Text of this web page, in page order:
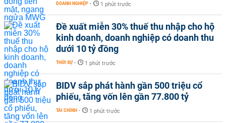
DOANH NGHIỆP - 1 phút trước
Đề xuất miễn 30% thuế thu nhập cho hộ
kinh doanh, doanh nghiệp có doanh thu
dưới 10 tỷ đồng
THỜI SỰ - 1 phút trước
BIDV sắp phát hành gần 500 triệu cổ
phiếu, tăng vốn lên gần 77.800 tỷ
TÀI CHÍNH - 1 phút trước